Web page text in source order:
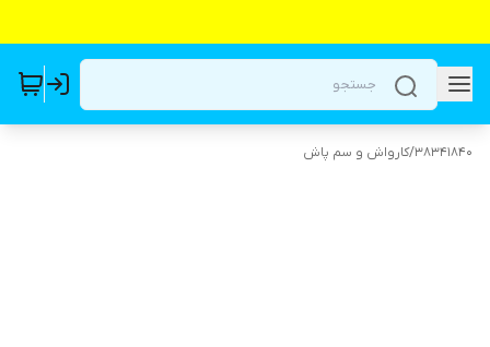
38341840
/کارواش و سم پاش